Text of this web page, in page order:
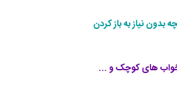
نیاز به باز کردن
خواب های کوچک و ...